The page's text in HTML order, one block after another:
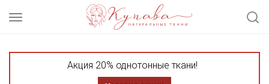
Акция 20% однотонные ткани!